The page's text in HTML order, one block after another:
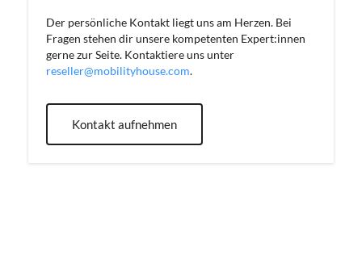
Der persönliche Kontakt liegt uns am Herzen. Bei
Fragen stehen dir unsere kompetenten Expert:innen
gerne zur Seite. Kontaktiere uns unter
reseller@mobilityhouse.com.
Kontakt aufnehmen